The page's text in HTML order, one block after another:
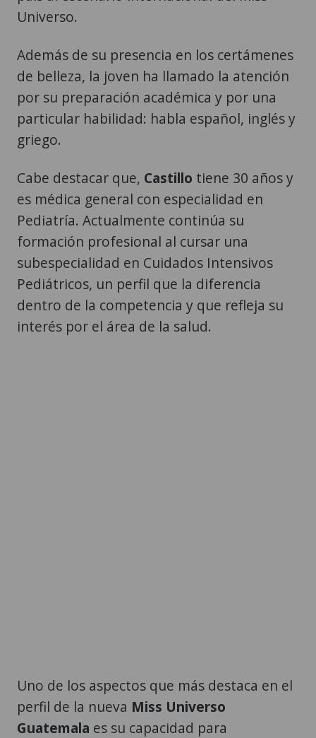
Universo.
Además de su presencia en los certámenes
de belleza, la joven ha llamado la atención
por su preparación académica y por una
particular habilidad: habla español, inglés y
griego.
Cabe destacar que, Castillo tiene 30 años y
es médica general con especialidad en
Pediatría. Actualmente continúa su
formación profesional al cursar una
subespecialidad en Cuidados Intensivos
Pediátricos, un perfil que la diferencia
dentro de la competencia y que refleja su
interés por el área de la salud.
Uno de los aspectos que más destaca en el
perfil de la nueva Miss Universo
Guatemala es su capacidad para